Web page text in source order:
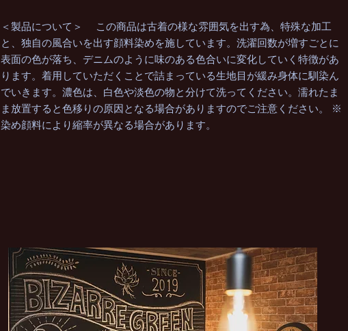
＜製品について＞ この商品は古着の様な雰囲気を出す為、特殊な加工
と、独自の風合いを出す顔料染めを施しています。洗濯回数が増すごとに
表面の色が落ち、デニムのように味のある色合いに変化していく特徴があ
ります。着用していただくことで詰まっている生地目が緩み身体に馴染ん
でいきます。濃色は、白色や淡色の物と分けて洗ってください。濡れたま
ま放置すると色移りの原因となる場合がありますのでご注意ください。 ※
染め顔料により縮率が異なる場合があります。